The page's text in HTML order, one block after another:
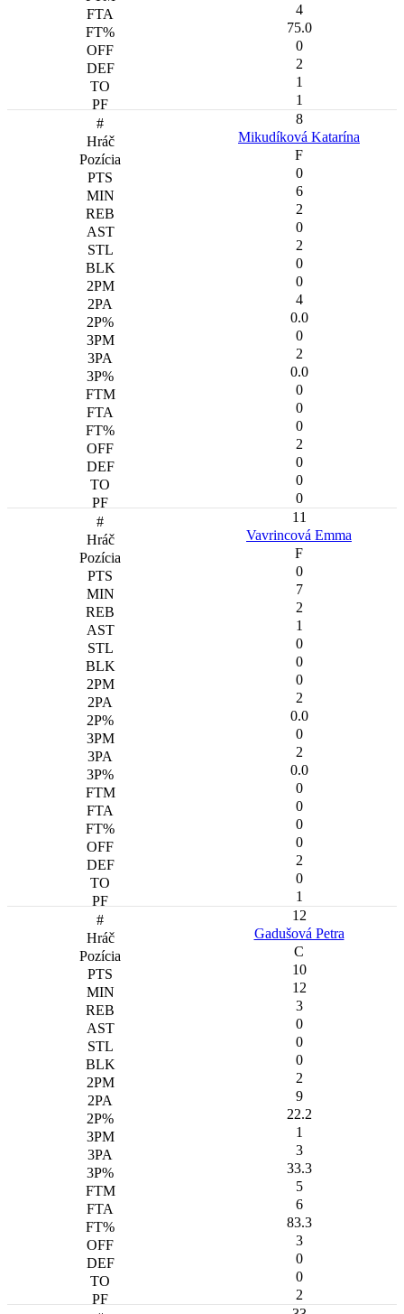
4
75.0
0
2
1
1
8
Mikudíková Katarína
F
0
6
2
0
2
0
0
4
0.0
0
2
0.0
0
0
0
2
0
0
0
11
Vavrincová Emma
F
0
7
2
1
0
0
0
2
0.0
0
2
0.0
0
0
0
0
2
0
1
12
Gadušová Petra
C
10
12
3
0
0
0
2
9
22.2
1
3
33.3
5
6
83.3
3
0
0
2